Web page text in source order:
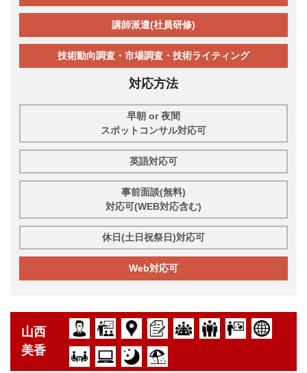
講師派遣(社員研修)
技術動向調査・市場調査・技術ライティング
対応方法
早朝 or 夜間
スポットコンサル対応可
英語対応可
事前面談(無料)
対応可(WEB対応含む)
休日(土日祝祭日)対応可
Web対応可
山西
美香